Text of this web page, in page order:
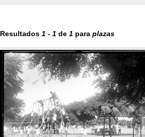
Resultados 1 - 1 de 1 para plazas